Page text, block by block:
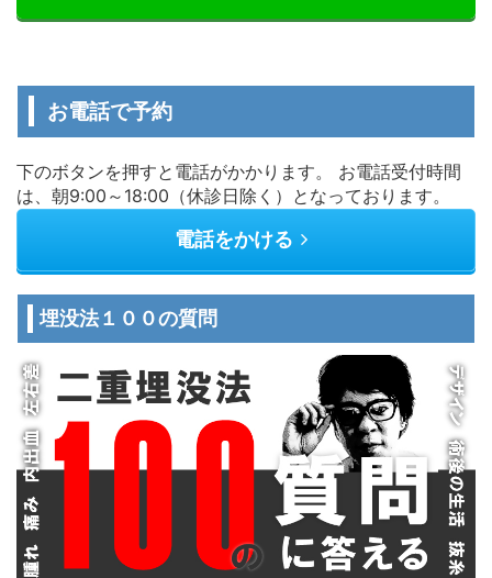
お電話で予約
下のボタンを押すと電話がかかります。 お電話受付時間
は、朝9:00～18:00（休診日除く）となっております。
電話をかける
埋没法１００の質問